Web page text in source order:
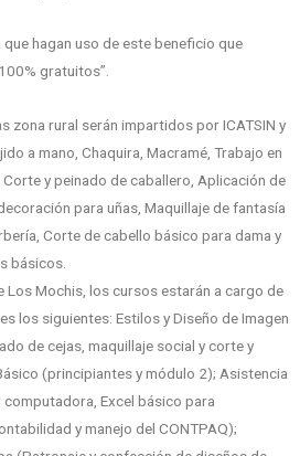
hagan uso de este beneficio que
gratuitos”.
zona rural serán impartidos por ICATSIN y
a mano, Chaquira, Macramé, Trabajo en
y peinado de caballero, Aplicación de
para uñas, Maquillaje de fantasía
Corte de cabello básico para dama y
básicos.
Los Mochis, los cursos estarán a cargo de
los siguientes: Estilos y Diseño de Imagen
de cejas, maquillaje social y corte y
(principiantes y módulo 2); Asistencia
Excel básico para
y manejo del CONTPAQ);